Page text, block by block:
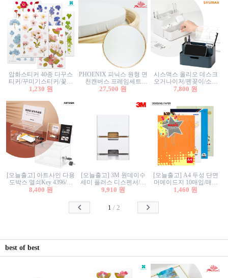
압화스티커 40종 다꾸스
티커/꾸미기스티커/꽃스
티커/압화꽃책갈피/팬시
1,230 원
PHOENIX 피닉스 원형 면
천캔버스 프레임세트
30cm/원형캔버스/플로팅
27,500 원
시스맥스 올리오 데스크
오거나이저/펜꽂이/소품
꽂이/소품함/정리함/수납
7,800 원
[오늘출고] 아트사인 다용
도박스 열쇠Key 4396/투
표함/건의함/모금함/응모
8,400 원
[오늘출고] 3M 원데이수
세미 플러스 디스펜서/소
프트수세미5매+강력수세
9,910 원
[오늘출고] A4 두성 단면
머메이드지 10매입/매직
터치/색지/색상지/색복사
칼라색지/고급복사지
1,460 원
1 / 2
best of best